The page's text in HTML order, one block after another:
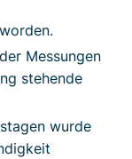
Messungen
stehende
wurde